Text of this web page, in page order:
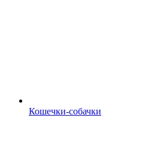
Кошечки-собачки